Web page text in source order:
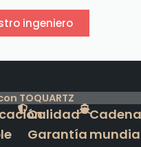
ingeniero
TOQUARTZ
Calidad
Garantía
Cadena